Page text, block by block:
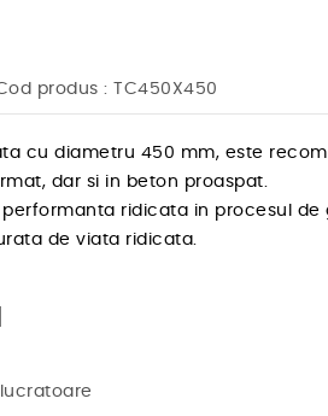
produs : TC450X450
cu diametru 450 mm, este
dar si in beton proaspat.
ridicata in procesul de
de viata ridicata.
lucratoare